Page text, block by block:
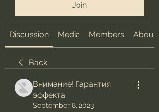
Join
Discussion Media Members About
Back
Внимание! Гарантия
эффекта
September 8, 2023